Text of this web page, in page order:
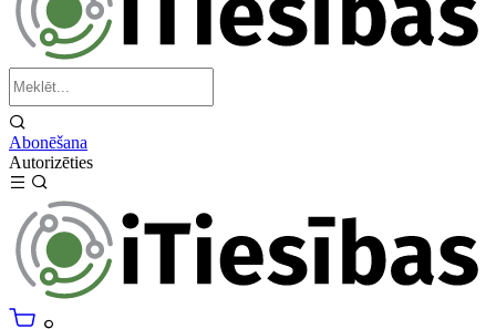
Abonēšana
Autorizēties